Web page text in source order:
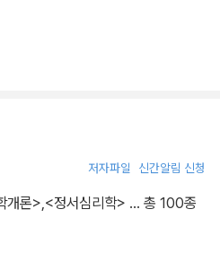
저자파일 신간알림 신청
개론>,<정서심리학> … 총 100종